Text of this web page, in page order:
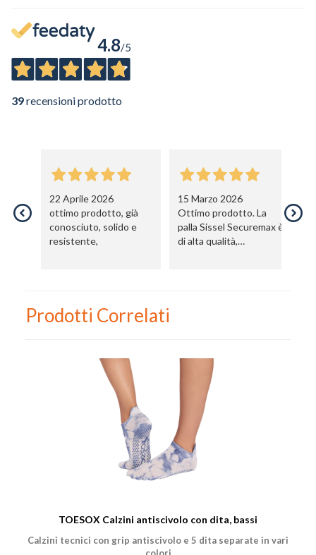
4.8/5
39recensioni prodotto
22 Aprile 2026
ottimo prodotto, già
conosciuto, solido e
resistente,
15 Marzo 2026
Ottimo prodotto. La
palla Sissel Securemax è
di alta qualità,
Prodotti Correlati
TOESOX Calzini antiscivolo con dita, bassi
Calzini tecnici con grip antiscivolo e 5 dita separate in vari
colori